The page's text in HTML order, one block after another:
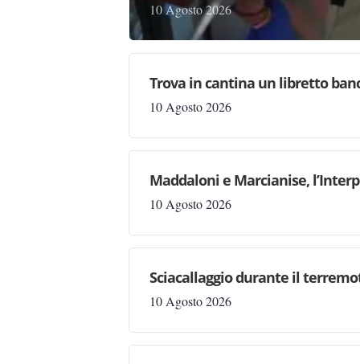
10 Agosto 2026
Trova in cantina un libretto
10 Agosto 2026
Maddaloni e Marcianise,
10 Agosto 2026
Sciacallaggio durante il
10 Agosto 2026